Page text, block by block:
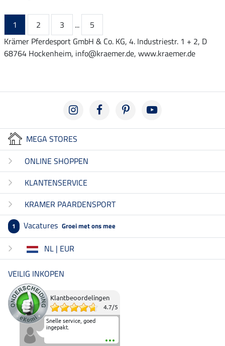
1 2 3 ...
5
Krämer Pferdesport GmbH & Co. KG, 4. Industriestr. 1 + 2, D
68764 Hockenheim, info@kraemer.de, www.kraemer.de
MEGA STORES
ONLINE SHOPPEN
KLANTENSERVICE
KRAMER PAARDENSPORT
1 Vacatures Groei met ons mee
NL | EUR
VEILIG INKOPEN
Klantbeoordelingen
4.7/5
Snelle service, goed
ingepakt.